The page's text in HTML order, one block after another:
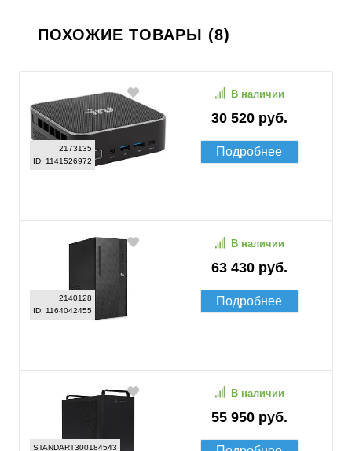
ПОХОЖИЕ ТОВАРЫ (8)
2173135
ID: 1141526972
30 520 руб.
В наличии
Подробнее
2140128
ID: 1164042455
63 430 руб.
В наличии
Подробнее
STANDART300184543
55 950 руб.
В наличии